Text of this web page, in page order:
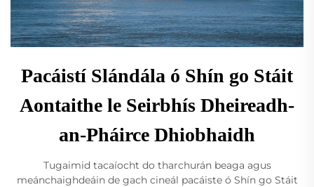
Pacáistí Slándála ó Shín go Stáit
Aontaithe le Seirbhís Dheireadh-
an-Pháirce Dhiobhaidh
Tugaimid tacaíocht do tharchurán beaga agus
meánchaighdeáin de gach cineál pacáiste ó Shín go Stáit